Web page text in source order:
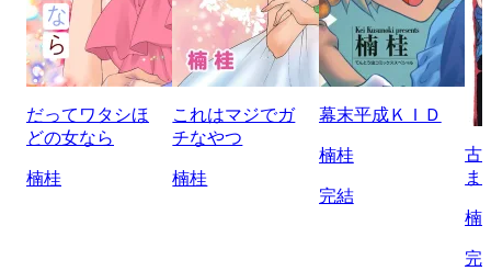
だってワタシほ
どの女なら
楠桂
これはマジでガ
チなやつ
楠桂
幕末平成ＫＩＤ
楠桂
完結
古
ま
楠
完